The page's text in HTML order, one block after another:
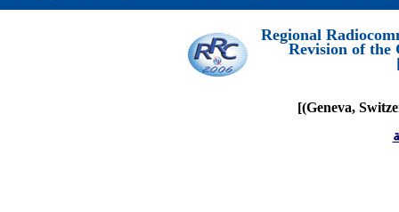
[Regional
Revision of the